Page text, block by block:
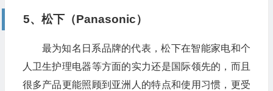
5、松下（Panasonic）
最为知名日系品牌的代表，松下在智能家电和个
人卫生护理电器等方面的实力还是国际领先的，而且
很多产品更能照顾到亚洲人的特点和使用习惯，更受